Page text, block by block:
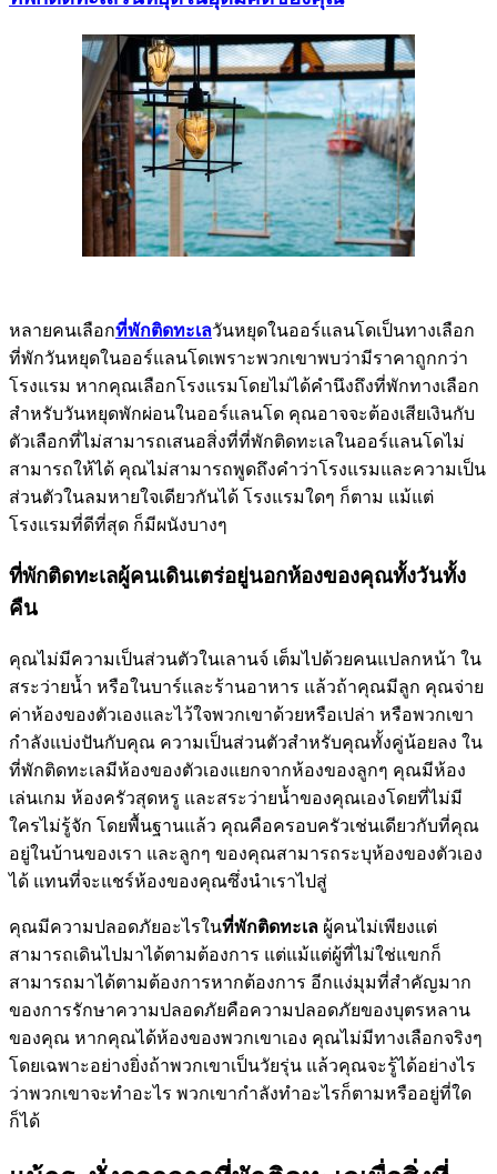
หลายคนเลือกที่พักติดทะเลวันหยุดในออร์แลนโดเป็นทางเลือก
ที่พักวันหยุดในออร์แลนโดเพราะพวกเขาพบว่ามีราคาถูกกว่า
โรงแรม หากคุณเลือกโรงแรมโดยไม่ได้คำนึงถึงที่พักทางเลือก
สำหรับวันหยุดพักผ่อนในออร์แลนโด คุณอาจจะต้องเสียเงินกับ
ตัวเลือกที่ไม่สามารถเสนอสิ่งที่ที่พักติดทะเลในออร์แลนโดไม่
สามารถให้ได้ คุณไม่สามารถพูดถึงคำว่าโรงแรมและความเป็น
ส่วนตัวในลมหายใจเดียวกันได้ โรงแรมใดๆ ก็ตาม แม้แต่
โรงแรมที่ดีที่สุด ก็มีผนังบางๆ
ที่พักติดทะเลผู้คนเดินเตร่อยู่นอกห้องของคุณทั้งวันทั้ง
คืน
คุณไม่มีความเป็นส่วนตัวในเลานจ์ เต็มไปด้วยคนแปลกหน้า ใน
สระว่ายน้ำ หรือในบาร์และร้านอาหาร แล้วถ้าคุณมีลูก คุณจ่าย
ค่าห้องของตัวเองและไว้ใจพวกเขาด้วยหรือเปล่า หรือพวกเขา
กำลังแบ่งปันกับคุณ ความเป็นส่วนตัวสำหรับคุณทั้งคู่น้อยลง ใน
ที่พักติดทะเลมีห้องของตัวเองแยกจากห้องของลูกๆ คุณมีห้อง
เล่นเกม ห้องครัวสุดหรู และสระว่ายน้ำของคุณเองโดยที่ไม่มี
ใครไม่รู้จัก โดยพื้นฐานแล้ว คุณคือครอบครัวเช่นเดียวกับที่คุณ
อยู่ในบ้านของเรา และลูกๆ ของคุณสามารถระบุห้องของตัวเอง
ได้ แทนที่จะแชร์ห้องของคุณซึ่งนำเราไปสู่
คุณมีความปลอดภัยอะไรในที่พักติดทะเล ผู้คนไม่เพียงแต่
สามารถเดินไปมาได้ตามต้องการ แต่แม้แต่ผู้ที่ไม่ใช่แขกก็
สามารถมาได้ตามต้องการหากต้องการ อีกแง่มุมที่สำคัญมาก
ของการรักษาความปลอดภัยคือความปลอดภัยของบุตรหลาน
ของคุณ หากคุณได้ห้องของพวกเขาเอง คุณไม่มีทางเลือกจริงๆ
โดยเฉพาะอย่างยิ่งถ้าพวกเขาเป็นวัยรุ่น แล้วคุณจะรู้ได้อย่างไร
ว่าพวกเขาจะทำอะไร พวกเขากำลังทำอะไรก็ตามหรืออยู่ที่ใด
ก็ได้